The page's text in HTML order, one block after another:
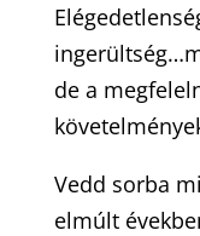
de a
Vedd sorba
elmúlt